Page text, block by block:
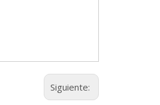
Siguiente: